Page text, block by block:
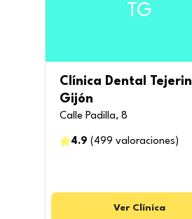
TG
Clínica Dental
Gijón
Calle Padilla, 8
4.9 ( 499 valoraciones )
Ver Clínica